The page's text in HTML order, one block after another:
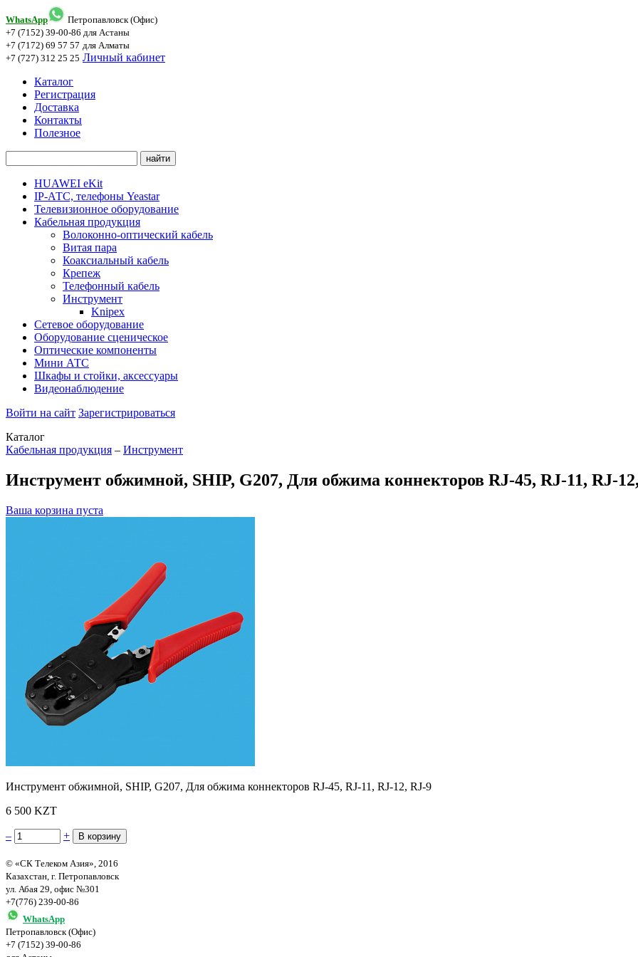
WhatsApp
Петропавловск (Офис)
+7 (7152) 39-00-86 для Астаны
+7 (7172) 69 57 57 для Алматы
+7 (727) 312 25 25 Личный кабинет
Каталог
Регистрация
Доставка
Контакты
Полезное
HUAWEI eKit
IP-АТС, телефоны Yeastar
Телевизионное оборудование
Кабельная продукция
Волоконно-оптический кабель
Витая пара
Коаксиальный кабель
Крепеж
Телефонный кабель
Инструмент
Knipex
Сетевое оборудование
Оборудование сценическое
Оптические компоненты
Мини АТС
Шкафы и стойки, аксессуары
Видеонаблюдение
Войти на сайт Зарегистрироваться
Каталог
Кабельная продукция – Инструмент
Инструмент обжимной, SHIP, G207, Для обжима коннекторов RJ-45, RJ-11, RJ-
Ваша корзина пуста
Инструмент обжимной, SHIP, G207, Для обжима коннекторов RJ-45, RJ-11, RJ-12, RJ-9
6 500 KZT
– +
© «СК Телеком Азия», 2016
Казахстан, г. Петропавловск
ул. Абая 29, офис №301
+7(776) 239-00-86
WhatsApp
Петропавловск (Офис)
+7 (7152) 39-00-86